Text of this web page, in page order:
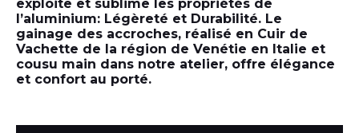
exploite et sublime les propriétés de
l’aluminium: Légèreté et Durabilité. Le
gainage des accroches, réalisé en Cuir de
Vachette de la région de Venétie en Italie et
cousu main dans notre atelier, offre élégance
et confort au porté.